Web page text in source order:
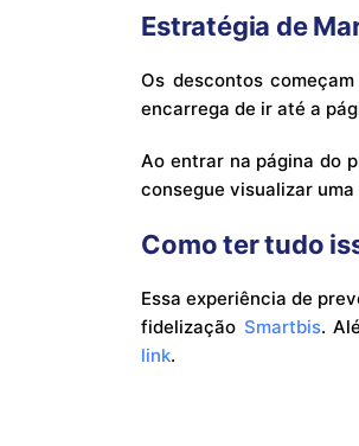
Estratégia de
Os descontos
encarrega de ir até a
Ao entrar na página do
consegue visualizar
Como ter tudo
Essa experiência de
fidelização Smartbis.
link.